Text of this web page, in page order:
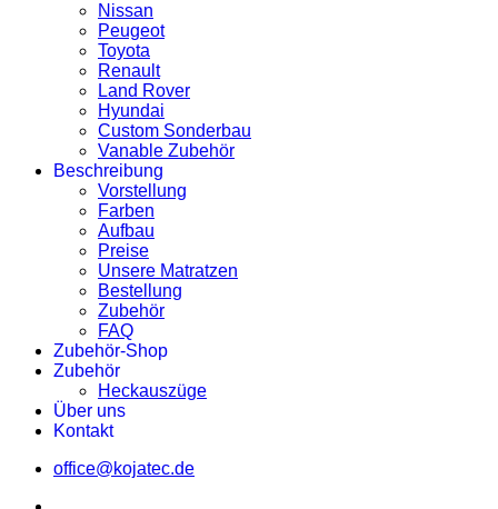
Nissan
Peugeot
Toyota
Renault
Land Rover
Hyundai
Custom Sonderbau
Vanable Zubehör
Beschreibung
Vorstellung
Farben
Aufbau
Preise
Unsere Matratzen
Bestellung
Zubehör
FAQ
Zubehör-Shop
Zubehör
Heckauszüge
Über uns
Kontakt
office@kojatec.de